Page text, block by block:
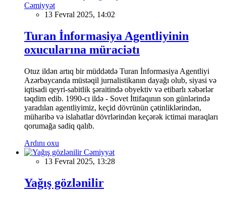
Cəmiyyət
13 Fevral 2025, 14:02
Turan İnformasiya Agentliyinin
oxucularına müraciətı
Otuz ildən artıq bir müddətdə Turan İnformasiya Agentliyi
Azərbaycanda müstəqil jurnalistikanın dayağı olub, siyasi və
iqtisadi qeyri-sabitlik şəraitində obyektiv və etibarlı xəbərlər
təqdim edib. 1990-cı ildə - Sovet İttifaqının son günlərində
yaradılan agentliyimiz, keçid dövrünün çətinliklərindən,
müharibə və islahatlar dövrlərindən keçərək ictimai maraqları
qorumağa sadiq qalıb.
Ardını oxu
Cəmiyyət
13 Fevral 2025, 13:28
Yağış gözlənilir